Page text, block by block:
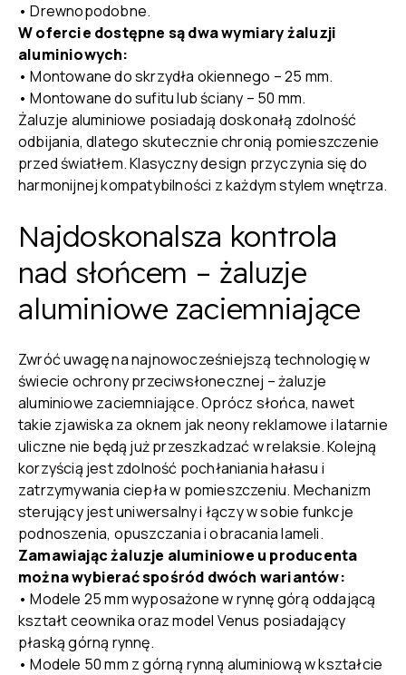
• Drewnopodobne.
W ofercie dostępne są dwa wymiary żaluzji
aluminiowych:
• Montowane do skrzydła okiennego – 25 mm.
• Montowane do sufitu lub ściany – 50 mm.
Żaluzje aluminiowe posiadają doskonałą zdolność
odbijania, dlatego skutecznie chronią pomieszczenie
przed światłem. Klasyczny design przyczynia się do
harmonijnej kompatybilności z każdym stylem wnętrza.
Najdoskonalsza kontrola
nad słońcem – żaluzje
aluminiowe zaciemniające
Zwróć uwagę na najnowocześniejszą technologię w
świecie ochrony przeciwsłonecznej – żaluzje
aluminiowe zaciemniające. Oprócz słońca, nawet
takie zjawiska za oknem jak neony reklamowe i latarnie
uliczne nie będą już przeszkadzać w relaksie. Kolejną
korzyścią jest zdolność pochłaniania hałasu i
zatrzymywania ciepła w pomieszczeniu. Mechanizm
sterujący jest uniwersalny i łączy w sobie funkcje
podnoszenia, opuszczania i obracania lameli.
Zamawiając żaluzje aluminiowe u producenta
można wybierać spośród dwóch wariantów:
• Modele 25 mm wyposażone w rynnę górą oddającą
kształt ceownika oraz model Venus posiadający
płaską górną rynnę.
• Modele 50 mm z górną rynną aluminiową w kształcie